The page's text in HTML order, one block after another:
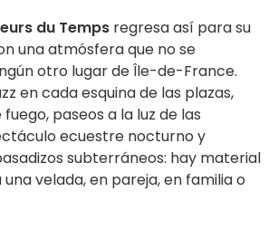
du Temps regresa así para su
una atmósfera que no se
otro lugar de Île-de-France.
en cada esquina de las plazas,
paseos a la luz de las
ecuestre nocturno y
subterráneos: hay material
velada, en pareja, en familia o